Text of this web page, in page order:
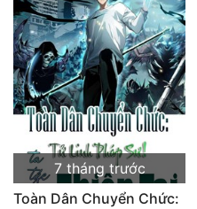
Đô Thị
Đông Phương
Đông Phương Huyền Huyễn
Đồng Nhân
Cẩu Đạo Trường Sinh
7 tháng trước
Toàn Dân Chuyển Chức: